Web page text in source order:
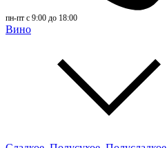
пн-пт с 9:00 до 18:00
Вино